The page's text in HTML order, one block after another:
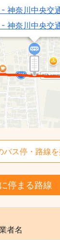
神奈川中央交
神奈川中央交
神奈川中央交
- 神奈川中央交
- 神奈川中央交
- 神奈川中央交
- 神奈川中央交
- 神奈川中央交
神奈川中央交
神奈川中央交
- 神奈川中央交
中央交通（株
交通西（株）
バス停・路線
停まる路線
者名